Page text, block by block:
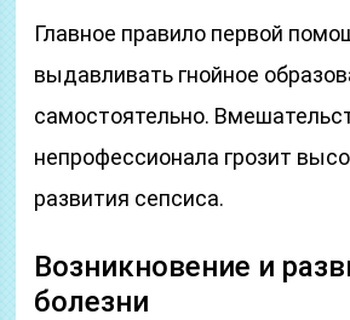
Главное правило первой
выдавливать гнойное
самостоятельно.
непрофессионала грозит
развития сепсиса.
Возникновение и
болезни